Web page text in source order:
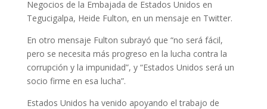
Negocios de la Embajada de Estados Unidos en
Tegucigalpa, Heide Fulton, en un mensaje en Twitter.
En otro mensaje Fulton subrayó que “no será fácil,
pero se necesita más progreso en la lucha contra la
corrupción y la impunidad”, y “Estados Unidos será un
socio firme en esa lucha”.
Estados Unidos ha venido apoyando el trabajo de